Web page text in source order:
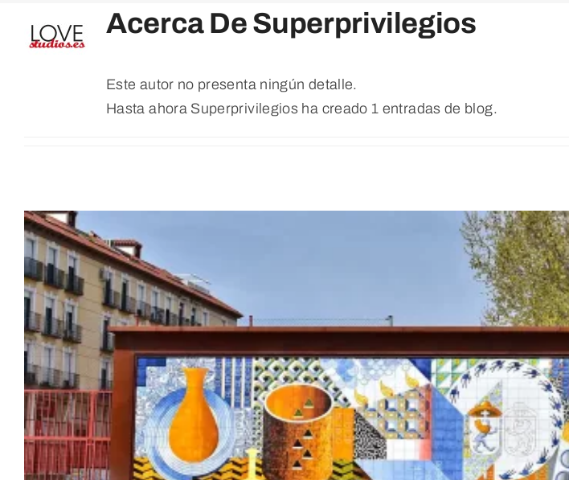
Acerca De Superprivilegios
Este autor no presenta ningún detalle.
Hasta ahora Superprivilegios ha creado 1 entradas de blog.